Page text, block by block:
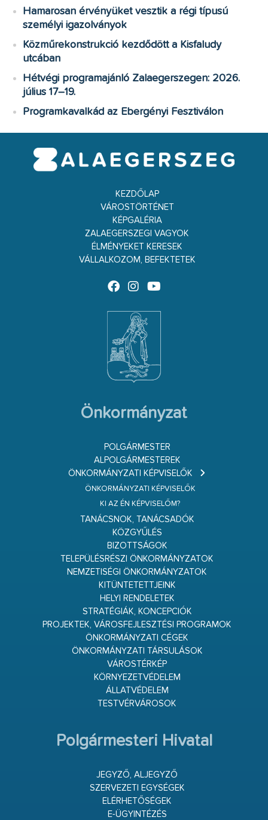
Hamarosan érvényüket vesztik a régi típusú
személyi igazolványok
Közműrekonstrukció kezdődött a Kisfaludy
utcában
Hétvégi programajánló Zalaegerszegen: 2026.
július 17–19.
Programkavalkád az Ebergényi Fesztiválon
KEZDŐLAP
VÁROSTÖRTÉNET
KÉPGALÉRIA
ZALAEGERSZEGI VAGYOK
ÉLMÉNYEKET KERESEK
VÁLLALKOZOM, BEFEKTETEK
Önkormányzat
POLGÁRMESTER
ALPOLGÁRMESTEREK
ÖNKORMÁNYZATI KÉPVISELŐK
ÖNKORMÁNYZATI KÉPVISELŐK
KI AZ ÉN KÉPVISELŐM?
TANÁCSNOK, TANÁCSADÓK
KÖZGYŰLÉS
BIZOTTSÁGOK
TELEPÜLÉSRÉSZI ÖNKORMÁNYZATOK
NEMZETISÉGI ÖNKORMÁNYZATOK
KITÜNTETETTJEINK
HELYI RENDELETEK
STRATÉGIÁK, KONCEPCIÓK
PROJEKTEK, VÁROSFEJLESZTÉSI PROGRAMOK
ÖNKORMÁNYZATI CÉGEK
ÖNKORMÁNYZATI TÁRSULÁSOK
VÁROSTÉRKÉP
KÖRNYEZETVÉDELEM
ÁLLATVÉDELEM
TESTVÉRVÁROSOK
Polgármesteri Hivatal
JEGYZŐ, ALJEGYZŐ
SZERVEZETI EGYSÉGEK
ELÉRHETŐSÉGEK
E-ÜGYINTÉZÉS